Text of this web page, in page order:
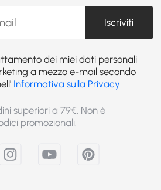
Iscriviti
dei miei dati personali
a mezzo e-mail secondo
Informativa sulla Privacy
superiori a 79€. Non è
promozionali.